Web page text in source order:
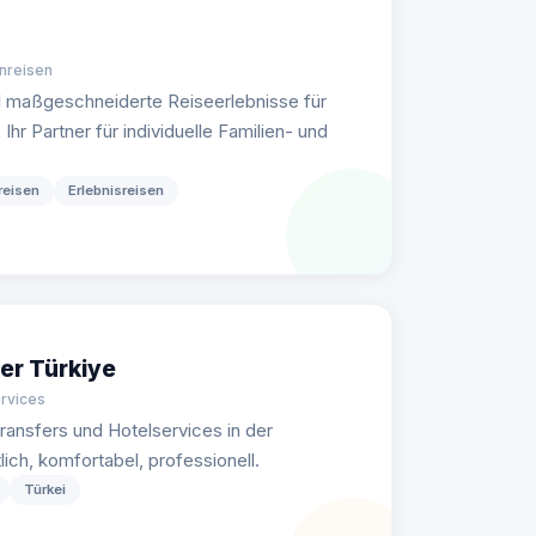
maßgeschneiderte Reiseerlebnisse für
Partner für individuelle Familien- und
Erlebnisreisen
Türkiye
und Hotelservices in der
komfortabel, professionell.
Türkei